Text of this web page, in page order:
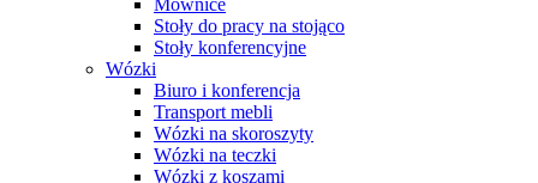
Stoły do pracy na stojąco
Stoły konferencyjne
Wózki
Biuro i konferencja
Transport mebli
Wózki na skoroszyty
Wózki na teczki
Wózki z koszami